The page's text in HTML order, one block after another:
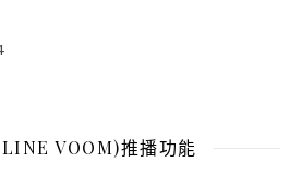
VOOM)推播功能